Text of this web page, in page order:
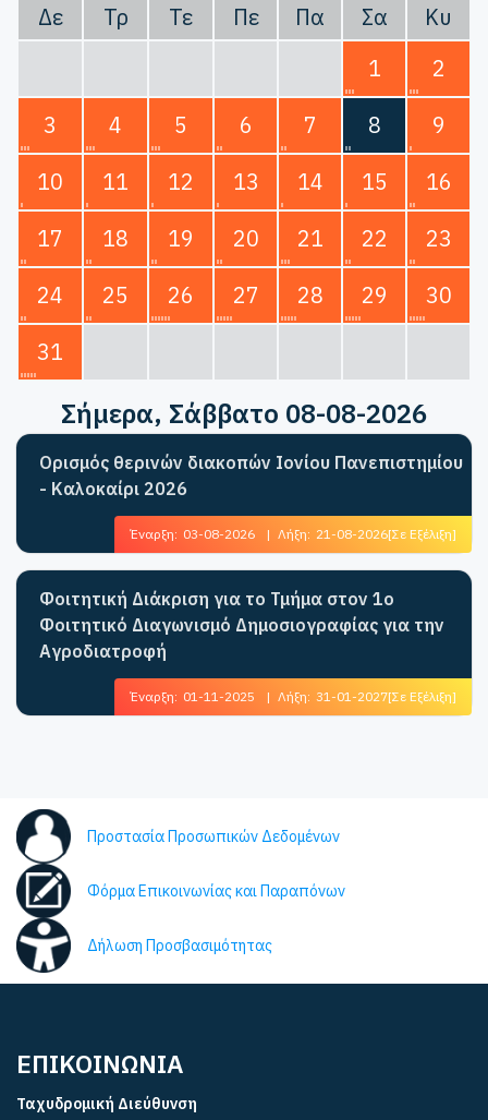
Δε Τρ Τε Πε Πα Σα
Κυ
1
2
3
4 5 6 7 8
9
10
11 12 13 14 15
16
17
18 19 20 21 22
23
24
25 26 27 28 29
30
31
Σήμερα, Σάββατο 08-08-2026
Ορισμός θερινών διακοπών Ιονίου Πανεπιστημίου
- Καλοκαίρι 2026
Έναρξη: 03-08-2026 | Λήξη: 21-08-2026[Σε Εξέλιξη]
Φοιτητική Διάκριση για το Τμήμα στον 1ο
Φοιτητικό Διαγωνισμό Δημοσιογραφίας για την
Αγροδιατροφή
Έναρξη: 01-11-2025 | Λήξη: 31-01-2027[Σε Εξέλιξη]
Προστασία Προσωπικών Δεδομένων
Φόρμα Επικοινωνίας και Παραπόνων
Δήλωση Προσβασιμότητας
ΕΠΙΚΟΙΝΩΝΙΑ
Ταχυδρομική Διεύθυνση